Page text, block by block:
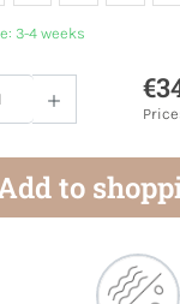
3-4 weeks
Enter
to